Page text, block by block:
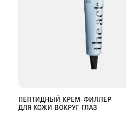
ДОБАВИТЬ В КОРЗИНУ
ПЕПТИДНЫЙ КРЕМ-ФИЛЛЕР
ДЛЯ КОЖИ ВОКРУГ ГЛАЗ